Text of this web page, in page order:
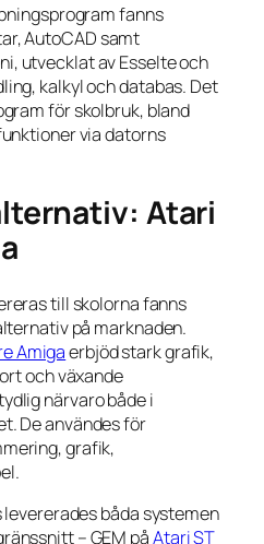
fanns
AutoCAD samt
utvecklat av Esselte och
kalkyl och databas. Det
för skolbruk, bland
via datorns
Atari
till skolorna fanns
på marknaden.
Amigaerbjöd stark grafik,
och växande
närvaro både i
De användes för
grafik,
båda systemen
– GEM påAtari ST